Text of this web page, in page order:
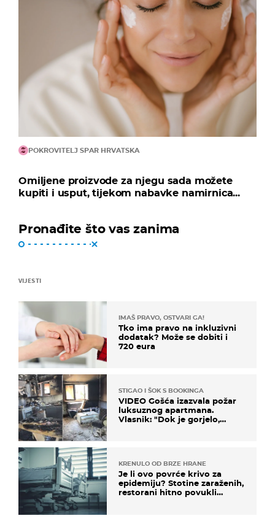
POKROVITELJ SPAR HRVATSKA
Omiljene proizvode za njegu sada možete
kupiti i usput, tijekom nabavke namirnica...
Pronađite što vas zanima
VIJESTI
IMAŠ PRAVO, OSTVARI GA!
Tko ima pravo na inkluzivni
dodatak? Može se dobiti i
720 eura
STIGAO I ŠOK S BOOKINGA
VIDEO Gošća izazvala požar
luksuznog apartmana.
Vlasnik: "Dok je gorjelo,
KRENULO OD BRZE HRANE
Je li ovo povrće krivo za
epidemiju? Stotine zaraženih,
restorani hitno povukli